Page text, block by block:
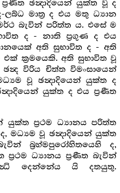
ඡන්‍දාදියෙන් යුක්ත වූ ද
මාත්‍ර ද එය මතු ධ්‍යාන
බැවින් පරිත්ත ය. එසේ ම
ද - නාති ප්‍රගුණ ද එය
අති සුභාවිත ද - අති
එක් ක්‍රමයෙකි. අති සුභාවිත වූ
විරිය චිත්ත විමංසායෙන්
වූ ඡන්‍දාදියෙන් යුක්ත ද
යුක්ත ද එය ප්‍රණීත
යුක්ත ප්‍රථම ධ්‍යානය පරිත්ත
මධ්‍යම වූ ඡන්‍දාදියෙන් යුක්ත
බ්‍රහ්මපුරෝහිතයෙහි ද,
ප්‍රථම ධ්‍යානය ප්‍රණීත බැවින්
දෙන්නේය යි දතයුතු.